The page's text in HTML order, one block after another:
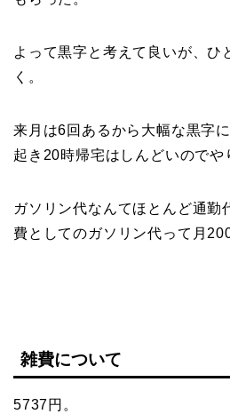
よって黒字と考えて良いが、ひ
く。
来月は6回あるから大幅な黒字
起き20時帰宅はしんどいのでや
ガソリン代なんてほとんど通勤
費としてのガソリン代って月
雑費について
5737円。